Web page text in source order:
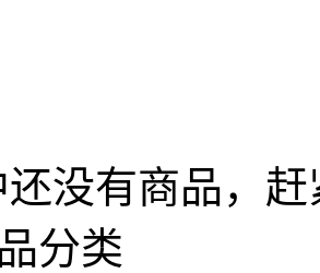
没有商品，
分类